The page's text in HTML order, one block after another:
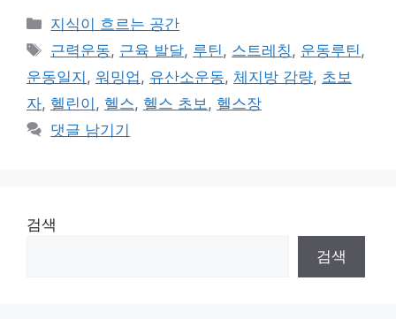
카
테
리
지식이 흐르는 공간
태
그
근력운동, 근육 발달, 루틴, 스트레칭, 운동루틴,
운동일지 , 워밍업, 유산소운동, 체지방 감량, 초보
자, 헬린이 , 헬스, 헬스 초보, 헬스장
댓글 남기기
검색
검색